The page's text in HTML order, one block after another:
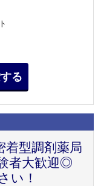
着型調剤薬局
者大歓迎◎
い！